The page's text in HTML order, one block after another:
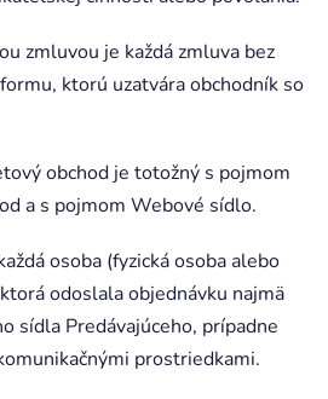
zmluvou je každá zmluva bez
ktorú uzatvára obchodník so
obchod je totožný s pojmom
a s pojmom Webové sídlo.
osoba (fyzická osoba alebo
odoslala objednávku najmä
sídla Predávajúceho, prípadne
prostriedkami.